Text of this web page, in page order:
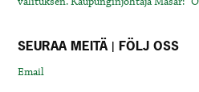
SEURAA MEITÄ | FÖLJ OSS
Email